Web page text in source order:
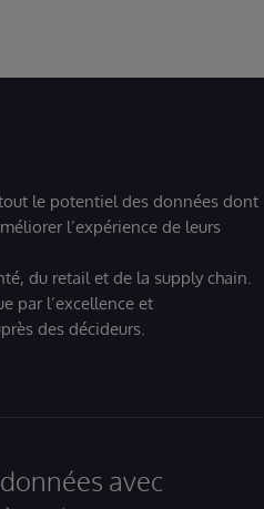
le potentiel des données dont
l’expérience de leurs
du retail et de la supply chain.
par l’excellence et
des décideurs.
avec